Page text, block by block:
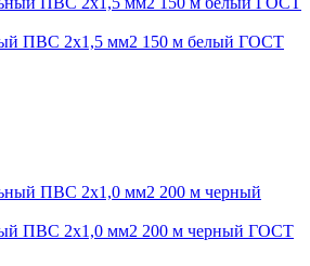
ПВС 2х1,5 мм2 150 м белый ГОСТ
ПВС 2х1,0 мм2 200 м черный ГОСТ